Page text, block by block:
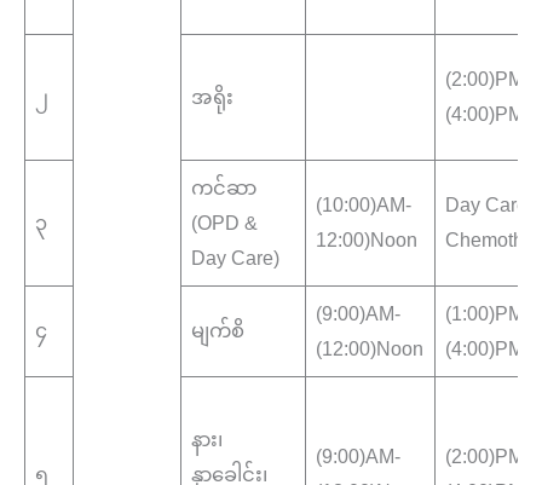
၂ အရိုး
(2:00)PM-
(4:00)PM
၃
ကင်ဆာ
(OPD &
Day Care)
(10:00)AM-
12:00)Noon
Day Care
၄ မျက်စိ
(9:00)AM-
(12:00)Noon
(1:00)PM-
(4:00)PM
၅
နား၊
နှာခေါင်း၊
(9:00)AM-
(2:00)PM-